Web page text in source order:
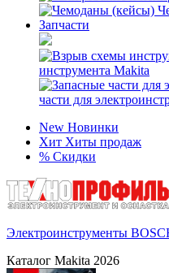
Запчасти
инструмента Makita
части для
New Новинки
Хит Хиты продаж
% Скидки
Электроинструменты
Каталог Makita 2026